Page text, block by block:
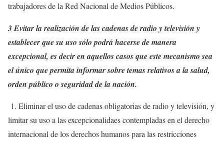
trabajadores de la Red Nacional de Medios Públicos.
3 Evitar la realización de las cadenas de radio y televisión y
establecer que su uso sólo podrá hacerse de manera
excepcional, es decir en aquellos casos que este mecanismo sea
el único que permita informar sobre temas relativos a la salud,
orden público o seguridad de la nación.
1. Eliminar el uso de cadenas obligatorias de radio y televisión, y
limitar su uso a las excepcionalidaes contempladas en el derecho
internacional de los derechos humanos para las restricciones